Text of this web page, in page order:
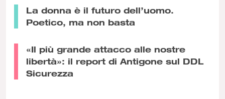
La donna è il futuro dell’uomo.
Poetico, ma non basta
«Il più grande attacco alle nostre
libertà»: il report di Antigone sul DDL
Sicurezza